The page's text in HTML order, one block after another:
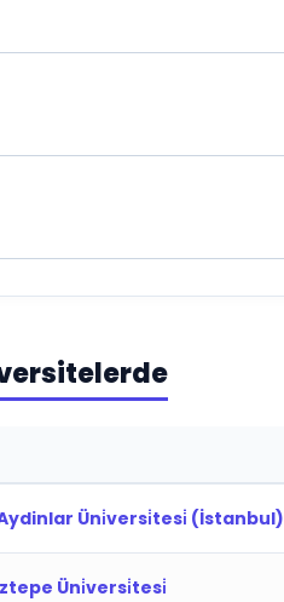
Üni̇versi̇tesi̇ (İstanbul)
Üni̇versi̇tesi̇